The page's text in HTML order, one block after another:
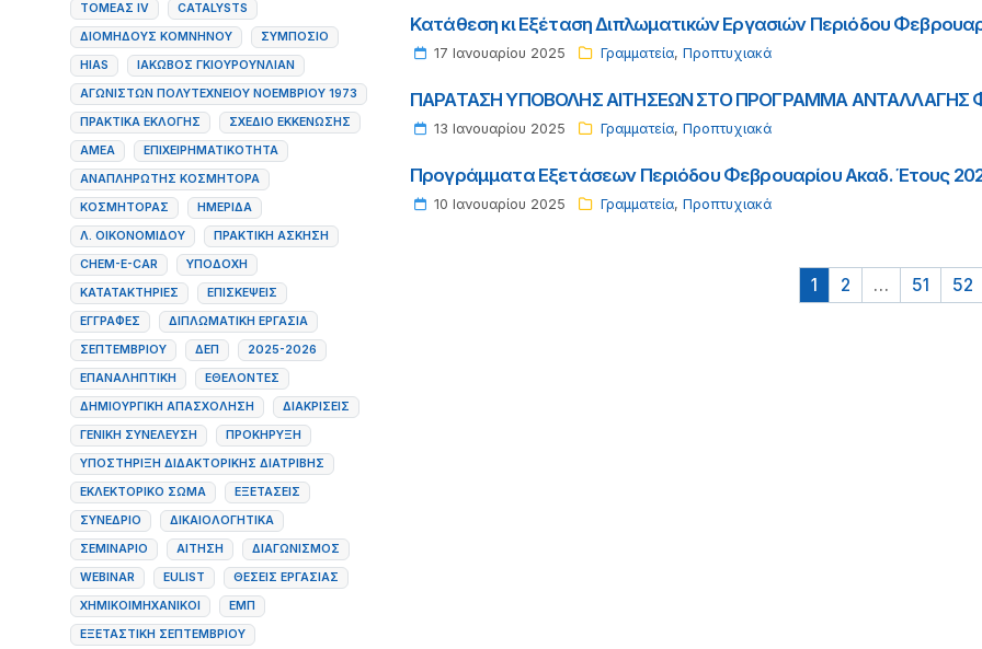
ΤΟΜΈΑΣ IV
CATALYSTS
ΔΙΟΜΗΔΟΥΣ ΚΟΜΝΗΝΟΥ
ΣΥΜΠΌΣΙΟ
HIAS
ΙΆΚΩΒΟΣ ΓΚΙΟΥΡΟΥΝΛΙΆΝ
ΑΓΩΝΙΣΤΩΝ ΠΟΛΥΤΕΧΝΕΙΟΥ ΝΟΕΜΒΡΙΟΥ 1973
ΠΡΑΚΤΙΚΆ ΕΚΛΟΓΉΣ
ΣΧΈΔΙΟ ΕΚΚΈΝΩΣΗΣ
ΑΜΕΑ
ΕΠΙΧΕΙΡΗΜΑΤΙΚΌΤΗΤΑ
ΑΝΑΠΛΗΡΩΤΉΣ ΚΟΣΜΉΤΟΡΑ
ΚΟΣΜΉΤΟΡΑΣ
ΗΜΕΡΊΔΑ
Λ. ΟΙΚΟΝΟΜΙΔΟΥ
ΠΡΑΚΤΙΚΉ ΆΣΚΗΣΗ
CHEM-E-CAR
ΥΠΟΔΟΧΉ
ΚΑΤΑΤΑΚΤΉΡΙΕΣ
ΕΠΙΣΚΈΨΕΙΣ
ΕΓΓΡΑΦΈΣ
ΔΙΠΛΩΜΑΤΙΚΉ ΕΡΓΑΣΊΑ
ΣΕΠΤΕΜΒΡΊΟΥ
ΔΕΠ
2025-2026
ΕΠΑΝΑΛΗΠΤΙΚΉ
ΕΘΕΛΟΝΤΈΣ
ΔΗΜΙΟΥΡΓΙΚΉ ΑΠΑΣΧΌΛΗΣΗ
ΔΙΑΚΡΊΣΕΙΣ
ΓΕΝΙΚΉ ΣΥΝΈΛΕΥΣΗ
ΠΡΟΚΉΡΥΞΗ
ΥΠΟΣΤΗΡΙΞΗ ΔΙΔΑΚΤΟΡΙΚΗΣ ΔΙΑΤΡΙΒΗΣ
ΕΚΛΕΚΤΟΡΙΚΌ ΣΏΜΑ
ΕΞΕΤΆΣΕΙΣ
ΣΥΝΈΔΡΙΟ
ΔΙΚΑΙΟΛΟΓΗΤΙΚΆ
ΣΕΜΙΝΆΡΙΟ
ΑΊΤΗΣΗ
ΔΙΑΓΩΝΙΣΜΌΣ
WEBINAR
EULIST
ΘΈΣΕΙΣ ΕΡΓΑΣΊΑΣ
ΧΗΜΙΚΟΊΜΗΧΑΝΙΚΟΊ
ΕΜΠ
ΕΞΕΤΑΣΤΙΚΉ ΣΕΠΤΕΜΒΡΊΟΥ
Κατάθεση κι Εξέταση Διπλωματικών Εργασιών Περιόδου
17 Ιανουαρίου 2025 Γραμματεία, Προπτυχιακά
ΠΑΡΑΤΑΣΗ ΥΠΟΒΟΛΗΣ ΑΙΤΗΣΕΩΝ ΣΤΟ ΠΡΟΓΡΑΜΜΑ ΑΝΤΑΛΛΑΓΗΣ
13 Ιανουαρίου 2025 Γραμματεία, Προπτυχιακά
Προγράμματα Εξετάσεων Περιόδου Φεβρουαρίου Ακαδ. Έτους
10 Ιανουαρίου 2025 Γραμματεία, Προπτυχιακά
Σελιδοποίηση
1 2 … 51 52